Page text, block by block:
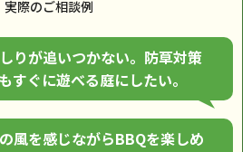
実際のご相談例
りが追いつかない。防草対策
すぐに遊べる庭にしたい。
風を感じながらBBQを楽しめ